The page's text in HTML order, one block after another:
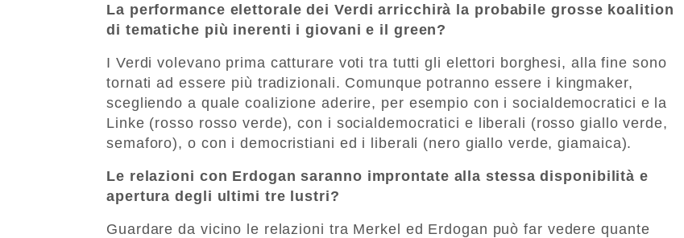
La performance elettorale dei Verdi arricchirà la probabile grosse koalition
di tematiche più inerenti i giovani e il green?
I Verdi volevano prima catturare voti tra tutti gli elettori borghesi, alla fine sono
tornati ad essere più tradizionali. Comunque potranno essere i kingmaker,
scegliendo a quale coalizione aderire, per esempio con i socialdemocratici e la
Linke (rosso rosso verde), con i socialdemocratici e liberali (rosso giallo verde,
semaforo), o con i democristiani ed i liberali (nero giallo verde, giamaica).
Le relazioni con Erdogan saranno improntate alla stessa disponibilità e
apertura degli ultimi tre lustri?
Guardare da vicino le relazioni tra Merkel ed Erdogan può far vedere quante